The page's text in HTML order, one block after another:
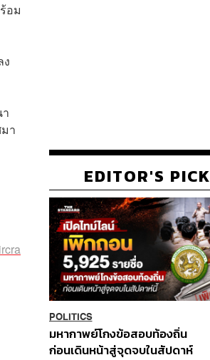
อม
า
EDITOR'S PICK
POLITICS
มหากาพย์โกงข้อสอบท้องถิ่น
ก่อนเดินหน้าสู่จุดจบในสัปดาห์